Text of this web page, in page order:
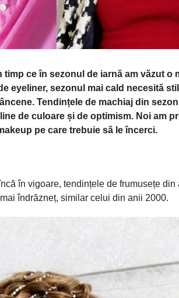
timp ceîn sezonul de iarnă am văzut o
eyeliner, sezonul maicald necesită
Tendințele de machiaj din
de culoare șide optimism. Noi am
pe care trebuie săleîncerci.
în vigoare, tendințele de frumusețe din
mai îndrăzneț, similar celui din anii 2000.